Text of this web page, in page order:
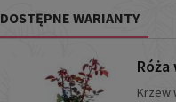
DOSTĘPNE WARIANTY
Krzew